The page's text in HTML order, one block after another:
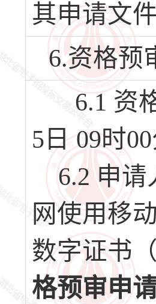
其申请文件
6.资格预
6.1 资
5日 09时
6.2 申请
网使用移
数字证书
格预审申